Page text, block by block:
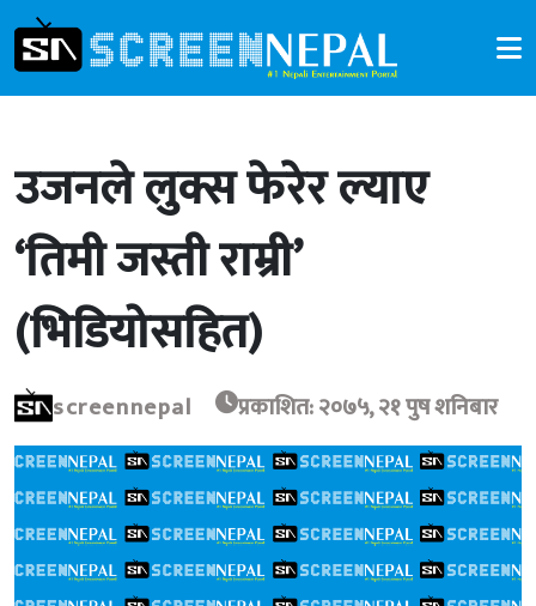
उजनले लुक्स फेरेर ल्याए
‘तिमी जस्ती राम्री’
(भिडियोसहित)
screennepal प्रकाशित: २०७५, २१ पुष शनिबार